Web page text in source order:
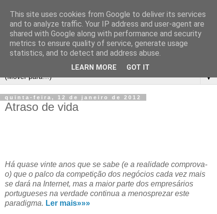
▼
quinta-feira, 12 de janeiro de 2012
Atraso de vida
Há quase vinte anos que se sabe (e a realidade comprova-
o) que o palco da competição dos negócios cada vez mais
se dará na Internet, mas a maior parte dos empresários
portugueses na verdade continua a menosprezar este
paradigma. Ler mais»»»
This site uses cookies from Google to deliver its services
and to analyze traffic. Your IP address and user-agent are
shared with Google along with performance and security
metrics to ensure quality of service, generate usage
statistics, and to detect and address abuse.
LEARN MORE GOT IT